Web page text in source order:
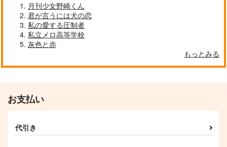
王様を殺せ！
詰
いっぱいたべるきみが
3,190
ジャンケットバンク
獅子神敬一×村雨礼二
サンプル
月刊少女野崎くん
君が言うには犬の恋
私の愛する圧制者
私立メロ高等学校
灰色と赤
もっとみる
お支払い
代引き